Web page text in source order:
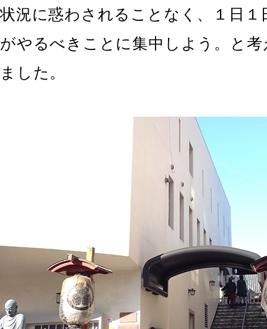
状況に惑わされることなく、１日１
がやるべきことに集中しよう。と
ました。